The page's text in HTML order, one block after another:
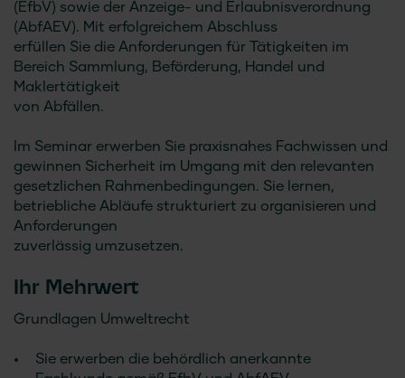
(EfbV) sowie der Anzeige- und Erlaubnisverordnung
(AbfAEV). Mit erfolgreichem Abschluss
erfüllen Sie die Anforderungen für Tätigkeiten im
Bereich Sammlung, Beförderung, Handel und
Maklertätigkeit
von Abfällen.
Im Seminar erwerben Sie praxisnahes Fachwissen und
gewinnen Sicherheit im Umgang mit den relevanten
gesetzlichen Rahmenbedingungen. Sie lernen,
betriebliche Abläufe strukturiert zu organisieren und
Anforderungen
zuverlässig umzusetzen.
Ihr Mehrwert
Grundlagen Umweltrecht
Sie erwerben die behördlich anerkannte